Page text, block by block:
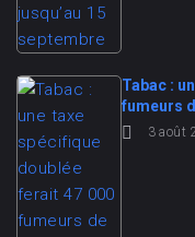
Tabac :
fumeurs
3 août